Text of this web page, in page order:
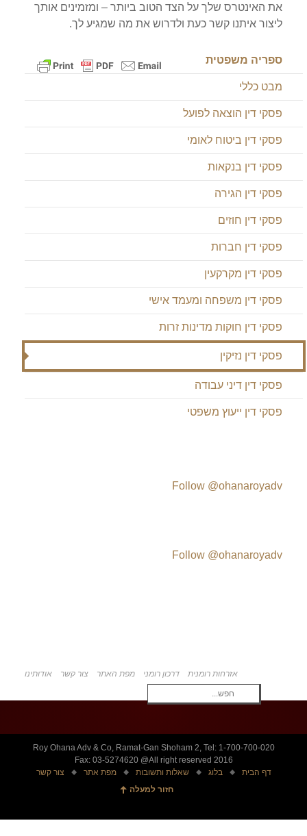
את האינטרס שלך על הצד הטוב ביותר – ומזמינים אותך
ליצור איתנו קשר כעת ולדרוש את מה שמגיע לך.
ספריה משפטית
מבט כללי
פסקי דין הוצאה לפועל
פסקי דין ביטוח לאומי
פסקי דין בנקאות
פסקי דין הגירה
פסקי דין חוזים
פסקי דין חברות
פסקי דין מקרקעין
פסקי דין משפחה ומעמד אישי
פסקי דין חוקות מדינות זרות
פסקי דין נזיקין
פסקי דין דיני עבודה
פסקי דין ייעוץ משפטי
Follow @ohanaroyadv
Follow @ohanaroyadv
אודותינו צור קשר מפת האתר דרכון רומני אזרחות רומנית
Roy Ohana Adv & Co, Ramat-Gan Shoham 2, Tel: 1-700-700-020
Fax: 03-5274620 @All right reserved 2016
צור קשר
מפת אתר שאלות ותשובות בלוג
דף הבית
חזור למעלה